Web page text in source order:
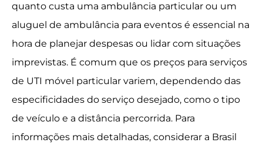
quanto custa uma ambulância particular ou um
aluguel de ambulância para eventos é essencial na
hora de planejar despesas ou lidar com situações
imprevistas. É comum que os preços para serviços
de UTI móvel particular variem, dependendo das
especificidades do serviço desejado, como o tipo
de veículo e a distância percorrida. Para
informações mais detalhadas, considerar a Brasil